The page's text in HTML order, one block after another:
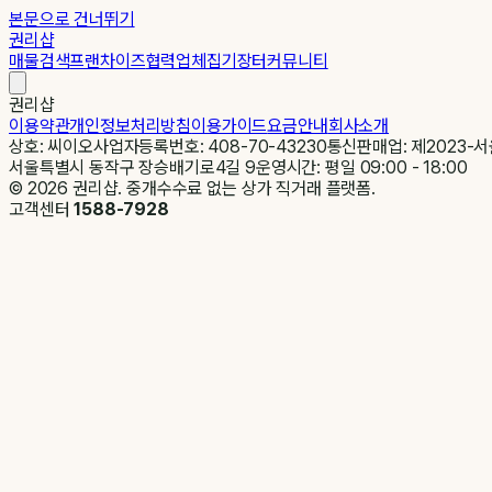
본문으로 건너뛰기
권리샵
매물검색프랜차이즈협력업체집기장터커뮤니티
권리샵
이용약관개인정보처리방침이용가이드요금안내회사소개
상호: 씨이오사업자등록번호: 408-70-43230통신판매업: 제2023-
서울특별시 동작구 장승배기로4길 9운영시간: 평일 09:00 - 18:00
© 2026 권리샵. 중개수수료 없는 상가 직거래 플랫폼.
고객센터1588-7928